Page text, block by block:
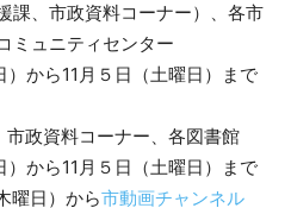
課、市政資料コーナー）、各市
ミュニティセンター
から11月５日（土曜日）まで
政資料コーナー、各図書館
から11月５日（土曜日）まで
曜日）から市動画チャンネル